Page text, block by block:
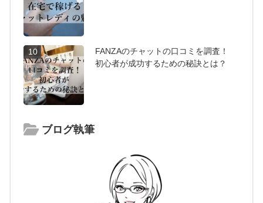
10
FANZAのチャットの口コミを調査！
初心者が成功するための秘訣とは？
ブログ執筆